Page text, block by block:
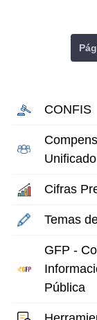
CONFIS
Unificado
Cifras
Temas
GFP -
Pública